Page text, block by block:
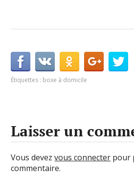
Étiquettes : boxe à domicile
Laisser un
Vous devezvous connecter pour
commentaire.